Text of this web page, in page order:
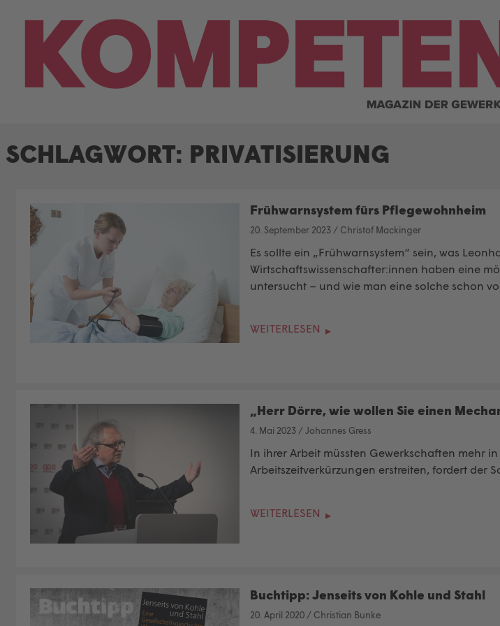
SCHLAGWORT: PRIVATISIERUNG
Frühwarnsystem fürs Pflegewohnheim
20. September 2023 / Christof Mackinger
Es sollte ein „Frühwarnsystem“ sein, was
Wirtschaftswissenschafter:innen haben eine
untersucht – und wie man eine solche schon
WEITERLESEN
„Herr Dörre, wie wollen Sie einen
4. Mai 2023 /Johannes Gress
In ihrer Arbeit müssten Gewerkschaften mehr
Arbeitszeitverkürzungen erstreiten, fordert der
WEITERLESEN
Buchtipp: Jenseits von Kohle und Stahl
20. April 2020 / Christian Bunke